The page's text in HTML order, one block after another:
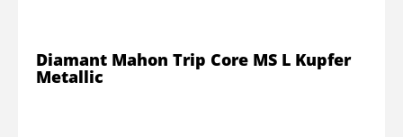
Diamant Mahon Trip Core MS L Kupfer
Metallic